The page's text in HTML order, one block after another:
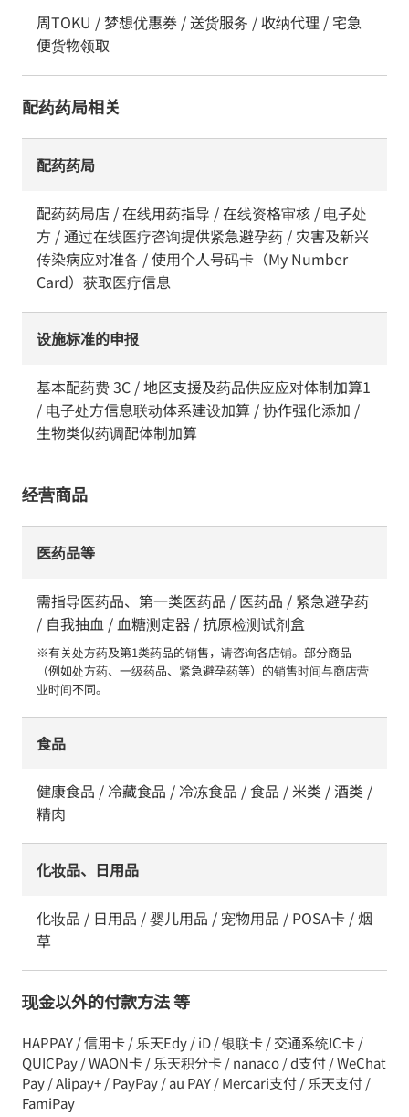
周TOKU / 梦想优惠券 / 送货服务 / 收纳代理 / 宅急
便货物领取
配药药局相关
配药药局
配药药局店 / 在线用药指导 / 在线资格审核 / 电子处
方 / 通过在线医疗咨询提供紧急避孕药 / 灾害及新兴
传染病应对准备 / 使用个人号码卡（My Number
Card）获取医疗信息
设施标准的申报
基本配药费 3C / 地区支援及药品供应应对体制加算1
/ 电子处方信息联动体系建设加算 / 协作强化添加 /
生物类似药调配体制加算
经营商品
医药品等
需指导医药品、第一类医药品 / 医药品 / 紧急避孕药
/ 自我抽血 / 血糖测定器 / 抗原检测试剂盒
※有关处方药及第1类药品的销售，请咨询各店铺。部分商品
（例如处方药、一级药品、紧急避孕药等）的销售时间与商店营
业时间不同。
食品
健康食品 / 冷藏食品 / 冷冻食品 / 食品 / 米类 / 酒类 /
精肉
化妆品、日用品
化妆品 / 日用品 / 婴儿用品 / 宠物用品 / POSA卡 / 烟
草
现金以外的付款方法 等
HAPPAY / 信用卡 / 乐天Edy / iD / 银联卡 / 交通系统IC卡 /
QUICPay / WAON卡 / 乐天积分卡 / nanaco / d支付 / WeChat
Pay / Alipay+ / PayPay / au PAY / Mercari支付 / 乐天支付 /
FamiPay